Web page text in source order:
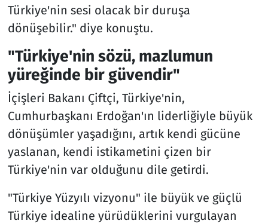
Türkiye'nin sesi olacak bir duruşa
dönüşebilir." diye konuştu.
"Türkiye'nin sözü, mazlumun
yüreğinde bir güvendir"
İçişleri Bakanı Çiftçi, Türkiye'nin,
Cumhurbaşkanı Erdoğan'ın liderliğiyle büyük
dönüşümler yaşadığını, artık kendi gücüne
yaslanan, kendi istikametini çizen bir
Türkiye'nin var olduğunu dile getirdi.
"Türkiye Yüzyılı vizyonu" ile büyük ve güçlü
Türkiye idealine yürüdüklerini vurgulayan